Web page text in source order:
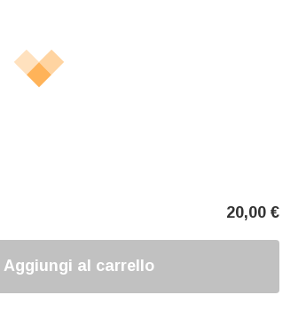
20,00 €
Aggiungi al carrello